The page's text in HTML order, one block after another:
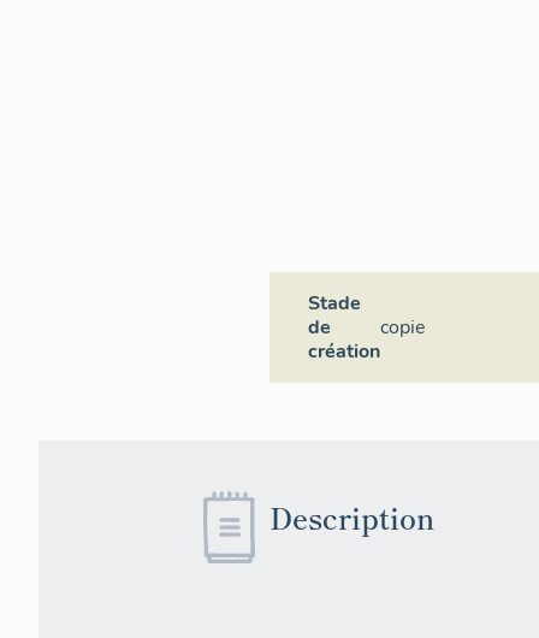
Stade
de
création
copie
Description